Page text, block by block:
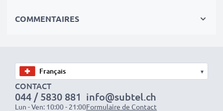
secondaires, de secours, de rechange, de réserve ou
supplémentaires pour les professionnels et les
amateurs.
COMMENTAIRES
▾
CONTACT
044 / 5830 881
Lun - Ven: 10:00 - 21:00
info@subtel.ch
Formulaire de Contact